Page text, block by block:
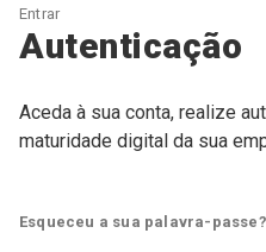
Entrar
Autenticação
Aceda à sua conta, realize
maturidade digital da sua
Esqueceu a sua palavra-passe?